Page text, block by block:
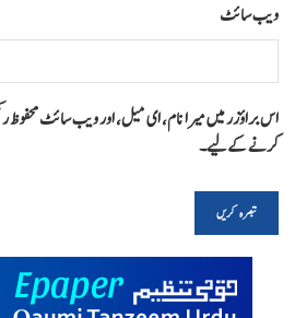
ویب‌ سائٹ
اس براؤزر میں میرا نام، ای میل، اور ویب سائٹ محفوظ
کرنے کےلیے۔